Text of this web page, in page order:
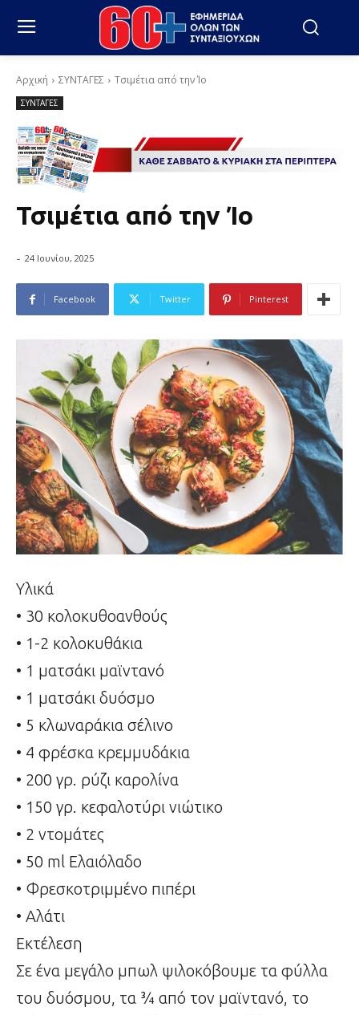
Αρχική ΣΥΝΤΑΓΕΣ Τσιμέτια από την Ίο
ΣΥΝΤΑΓΕΣ
Τσιμέτια από την Ίο
- 24 Ιουνίου, 2025
Facebook Twitter Pinterest
Υλικά
• 30 κολοκυθοανθούς
• 1-2 κολοκυθάκια
• 1 ματσάκι μαϊντανό
• 1 ματσάκι δυόσμο
• 5 κλωναράκια σέλινο
• 4 φρέσκα κρεμμυδάκια
• 200 γρ. ρύζι καρολίνα
• 150 γρ. κεφαλοτύρι νιώτικο
• 2 ντομάτες
• 50 ml Ελαιόλαδο
• Φρεσκοτριμμένο πιπέρι
• Αλάτι
Εκτέλεση
Σε ένα μεγάλο μπωλ ψιλοκόβουμε τα φύλλα
του δυόσμου, τα ¾ από τον μαϊντανό, το